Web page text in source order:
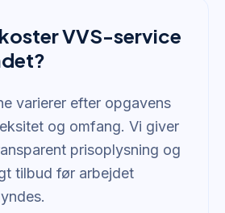
VVS-service
varierer efter opgavens
og omfang. Vi giver
prisoplysning og
tilbud før arbejdet